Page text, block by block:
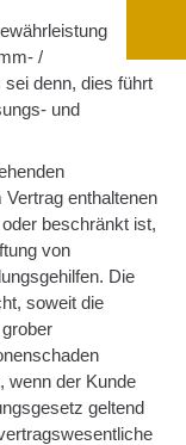
/
denn, dies führt
und
enthaltenen
beschränkt ist,
von
Die
soweit die
wenn der Kunde
geltend